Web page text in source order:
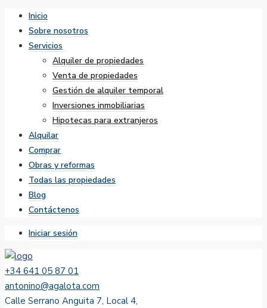
Inicio
Sobre nosotros
Servicios
Alquiler de propiedades
Venta de propiedades
Gestión de alquiler temporal
Inversiones inmobiliarias
Hipotecas para extranjeros
Alquilar
Comprar
Obras y reformas
Todas las propiedades
Blog
Contáctenos
Iniciar sesión
+34 641 05 87 01
antonino@agalota.com
Calle Serrano Anguita 7, Local 4,